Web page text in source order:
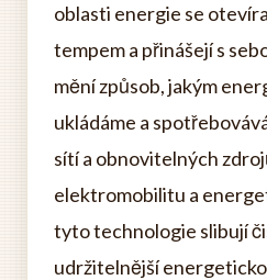
oblasti energie se
tempem a přinášejí s
mění způsob, jakým
ukládáme a
sítí a obnovitelných
elektromobilitu a
tyto technologie slibují
udržitelnější